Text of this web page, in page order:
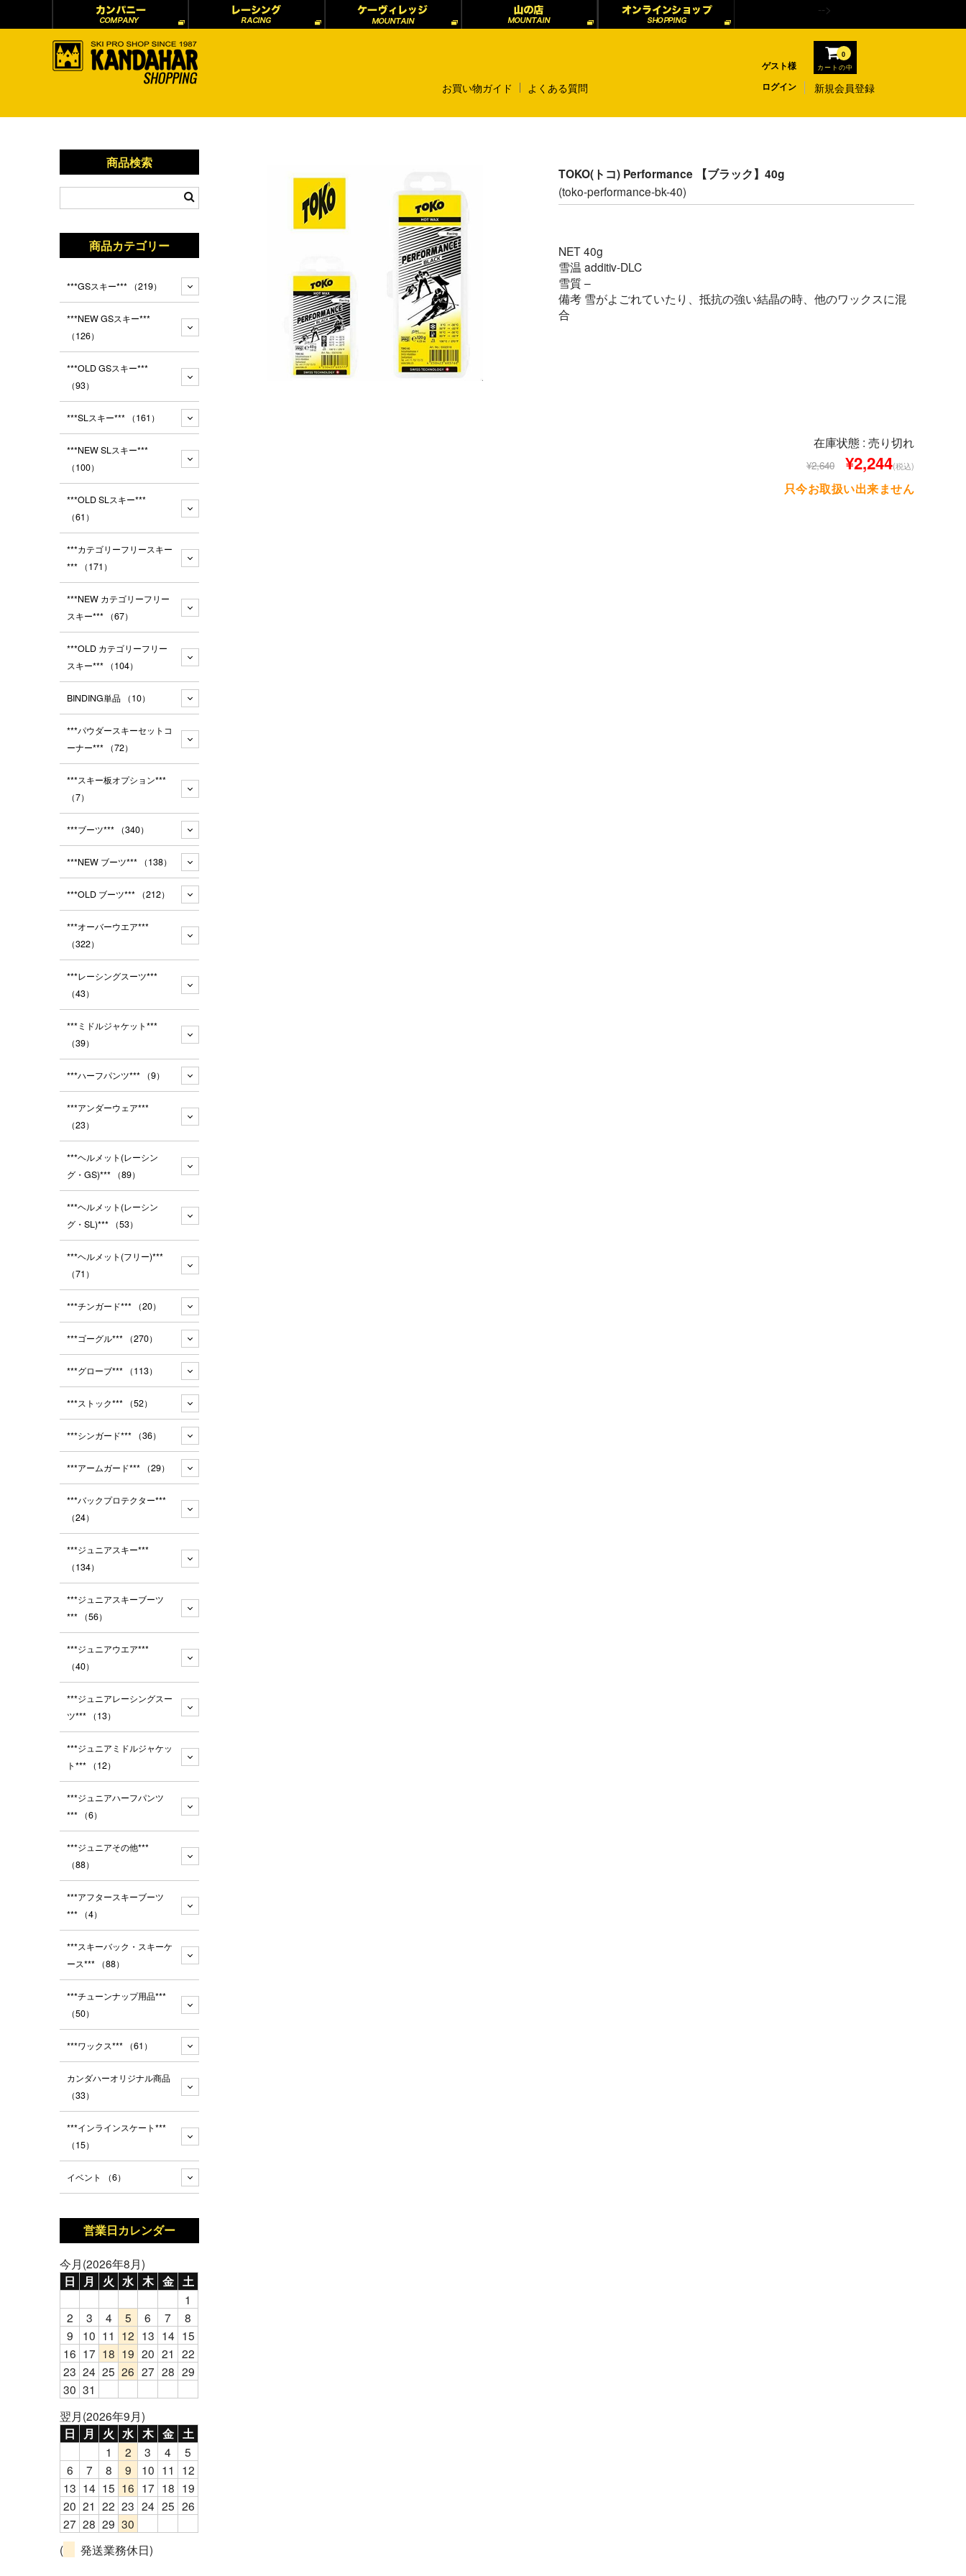
-->
ゲスト様 カートの中
0
ログイン 新規会員登録
お買い物ガイド よくある質問
TOKO(トコ) Performance 【ブラック】40g
(toko-performance-bk-40)
NET 40g
雪温 additiv-DLC
雪質 –
備考 雪がよごれていたり、抵抗の強い結晶の時、他のワックスに混
合
在庫状態 : 売り切れ
¥2,640 ¥2,244(税込)
只今お取扱い出来ません
商品検索
商品カテゴリー
***GSスキー*** （219）
***NEW GSスキー***
（126）
***OLD GSスキー***
（93）
***SLスキー*** （161）
***NEW SLスキー***
（100）
***OLD SLスキー***
（61）
***カテゴリーフリースキー
*** （171）
***NEW カテゴリーフリー
スキー*** （67）
***OLD カテゴリーフリー
スキー*** （104）
BINDING単品 （10）
***パウダースキーセットコ
ーナー*** （72）
***スキー板オプション***
（7）
***ブーツ*** （340）
***NEW ブーツ*** （138）
***OLD ブーツ*** （212）
***オーバーウエア***
（322）
***レーシングスーツ***
（43）
***ミドルジャケット***
（39）
***ハーフパンツ*** （9）
***アンダーウェア***
（23）
***ヘルメット(レーシン
グ・GS)*** （89）
***ヘルメット(レーシン
グ・SL)*** （53）
***ヘルメット(フリー)***
（71）
***チンガード*** （20）
***ゴーグル*** （270）
***グローブ*** （113）
***ストック*** （52）
***シンガード*** （36）
***アームガード*** （29）
***バックプロテクター***
（24）
***ジュニアスキー***
（134）
***ジュニアスキーブーツ
*** （56）
***ジュニアウエア***
（40）
***ジュニアレーシングスー
ツ*** （13）
***ジュニアミドルジャケッ
ト*** （12）
***ジュニアハーフパンツ
*** （6）
***ジュニアその他***
（88）
***アフタースキーブーツ
*** （4）
***スキーバック・スキーケ
ース*** （88）
***チューンナップ用品***
（50）
***ワックス*** （61）
カンダハーオリジナル商品
（33）
***インラインスケート***
（15）
イベント （6）
営業日カレンダー
今月(2026年8月)
日 月 火 水 木 金 土
1
2
3 4 5 6 7
8
9
10 11 12 13 14 15
16 17 18 19 20 21 22
23 24 25 26 27 28 29
30 31
翌月(2026年9月)
日 月 火 水 木 金 土
1 2 3 4
5
6
7 8 9 10 11
12
13 14 15 16 17 18 19
20 21 22 23 24 25 26
27 28 29 30
(
発送業務休日)